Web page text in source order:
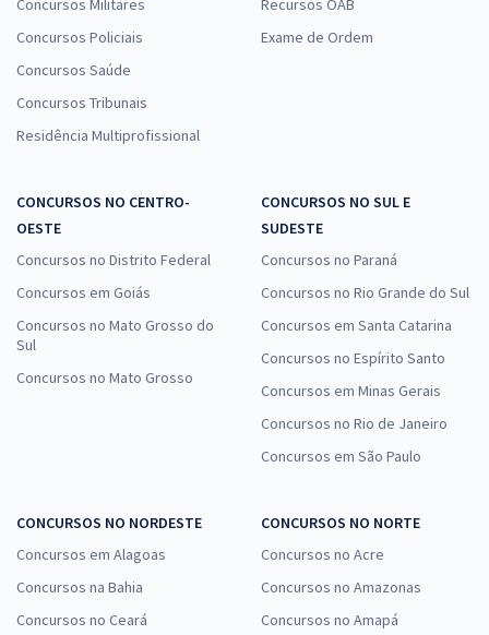
Concursos Militares
Concursos Policiais
Concursos Saúde
Concursos Tribunais
Residência Multiprofissional
Recursos OAB
Exame de Ordem
CONCURSOS NO CENTRO-
OESTE
Concursos no Distrito Federal
Concursos em Goiás
Concursos no Mato Grosso do
Sul
Concursos no Mato Grosso
CONCURSOS NO SUL E
SUDESTE
Concursos no Paraná
Concursos no Rio Grande do Sul
Concursos em Santa Catarina
Concursos no Espírito Santo
Concursos em Minas Gerais
Concursos no Rio de Janeiro
Concursos em São Paulo
CONCURSOS NO NORDESTE
Concursos em Alagoas
Concursos na Bahia
Concursos no Ceará
CONCURSOS NO NORTE
Concursos no Acre
Concursos no Amazonas
Concursos no Amapá